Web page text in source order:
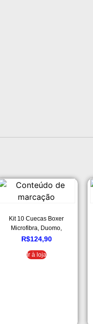
Kit 10 Cuecas Boxer
Microfibra, Duomo,
Masculino
R$124,90
Ir à loja